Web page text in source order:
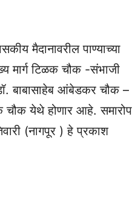
मैदानावरील पाण्याच्या
मार्ग टिळक चौक -संभाजी
बाबासाहेब आंबेडकर चौक –
चौक येथे होणार आहे. समारोप
(नागपूर ) हे प्रकाश